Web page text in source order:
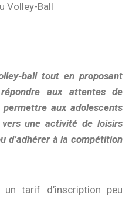
Volley-Ball
ball tout en proposant
aux attentes de
permettre aux adolescents
une activité de loisirs
d’adhérer à la compétition
un tarif d’inscription peu